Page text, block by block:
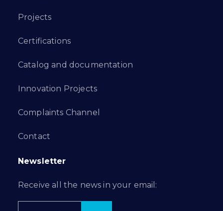
Projects
Certifications
Catalog and documentation
Innovation Projects
Complaints Channel
Contact
Newsletter
Receive all the news in your email: